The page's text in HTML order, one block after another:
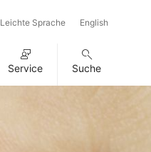
Leichte Sprache English
Service Suche